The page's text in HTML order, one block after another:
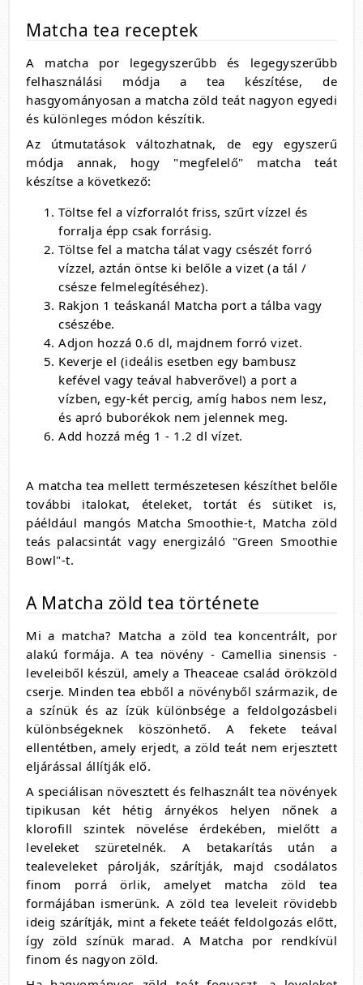
Matcha tea receptek
A matcha por legegyszerűbb és legegyszerűbb
felhasználási módja a tea készítése, de
hasgyományosan a matcha zöld teát nagyon egyedi
és különleges módon készítik.
Az útmutatások változhatnak, de egy egyszerű
módja annak, hogy "megfelelő" matcha teát
készítse a következő:
Töltse fel a vízforralót friss, szűrt vízzel és
forralja épp csak forrásig.
Töltse fel a matcha tálat vagy csészét forró
vízzel, aztán öntse ki belőle a vizet (a tál /
csésze felmelegítéséhez).
Rakjon 1 teáskanál Matcha port a tálba vagy
csészébe.
Adjon hozzá 0.6 dl, majdnem forró vizet.
Keverje el (ideális esetben egy bambusz
kefével vagy teával habverővel) a port a
vízben, egy-két percig, amíg habos nem lesz,
és apró buborékok nem jelennek meg.
Add hozzá még 1 - 1.2 dl vízet.
A matcha tea mellett természetesen készíthet belőle
további italokat, ételeket, tortát és sütiket is,
páéldául mangós Matcha Smoothie-t, Matcha zöld
teás palacsintát vagy energizáló "Green Smoothie
Bowl"-t.
A Matcha zöld tea története
Mi a matcha? Matcha a zöld tea koncentrált, por
alakú formája. A tea növény - Camellia sinensis -
leveleiből készül, amely a Theaceae család örökzöld
cserje. Minden tea ebből a növényből származik, de
a színük és az ízük különbsége a feldolgozásbeli
különbségeknek köszönhető. A fekete teával
ellentétben, amely erjedt, a zöld teát nem erjesztett
eljárással állítják elő.
A speciálisan növesztett és felhasznált tea növények
tipikusan két hétig árnyékos helyen nőnek a
klorofill szintek növelése érdekében, mielőtt a
leveleket szüretelnék. A betakarítás után a
tealeveleket párolják, szárítják, majd csodálatos
finom porrá örlik, amelyet matcha zöld tea
formájában ismerünk. A zöld tea leveleit rövidebb
ideig szárítják, mint a fekete teáét feldolgozás előtt,
így zöld színük marad. A Matcha por rendkívül
finom és nagyon zöld.